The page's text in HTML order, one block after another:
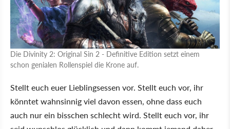
Die Divinity 2: Original Sin 2 - Definitive Edition setzt einem
schon genialen Rollenspiel die Krone auf.
Stellt euch euer Lieblingsessen vor. Stellt euch vor, ihr
könntet wahnsinnig viel davon essen, ohne dass euch
auch nur ein bisschen schlecht wird. Stellt euch vor, ihr